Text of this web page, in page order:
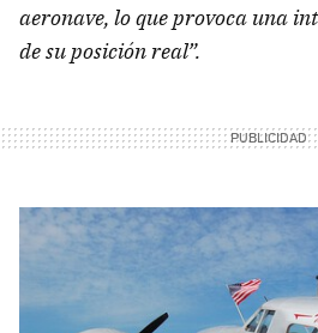
aeronave, lo que provoca una
de su posición real”.